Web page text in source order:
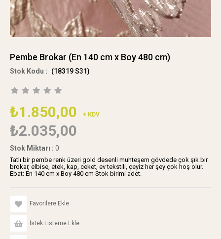
Pembe Brokar (En 140 cm x Boy 480 cm)
(18319 S31)
₺1.850,00 + KDV
₺2.035,00
Stok Miktarı : 0
Tatlı bir pembe renk üzeri gold desenli muhteşem gövdede çok şık bir
brokar, elbise, etek, kap, ceket, ev tekstili, çeyiz her şey çok hoş olur.
Ebat: En 140 cm x Boy 480 cm Stok birimi adet.
Favorilere Ekle
İstek Listeme Ekle